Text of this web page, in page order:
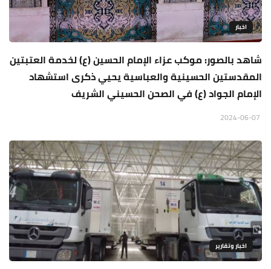
اخبار
شاهد بالصور: موكب عزاء الإمام الحسين (ع) لخدمة العتبتين
المقدستين الحسينية والعباسية يحيي ذكرى استشهاد
الإمام الجواد (ع) في الصحن الحسيني الشريف
اخبار وتقارير